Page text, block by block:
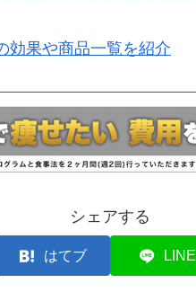
効果や商品一覧を紹介
シェアする
はてブ LINE